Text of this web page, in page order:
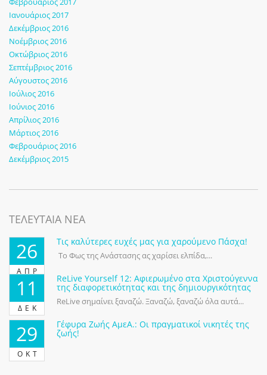
Ιανουάριος 2017
Δεκέμβριος 2016
Νοέμβριος 2016
Οκτώβριος 2016
Σεπτέμβριος 2016
Αύγουστος 2016
Ιούλιος 2016
Ιούνιος 2016
Απρίλιος 2016
Μάρτιος 2016
Φεβρουάριος 2016
Δεκέμβριος 2015
ΤΕΛΕΥΤΑΙΑ ΝΕΑ
26
ΑΠΡ
Τις καλύτερες ευχές μας για χαρούμενο Πάσχα!
Το Φως της Ανάστασης ας χαρίσει ελπίδα,...
11
ΔΕΚ
ReLive Yourself 12: Αφιερωμένο στα Χριστούγεννα
της διαφορετικότητας και της δημιουργικότητας
ReLive σημαίνει ξαναζώ. Ξαναζώ, ξαναζώ όλα αυτά...
29
ΟΚΤ
Γέφυρα Ζωής ΑμεΑ.: Οι πραγματικοί νικητές της
ζωής!